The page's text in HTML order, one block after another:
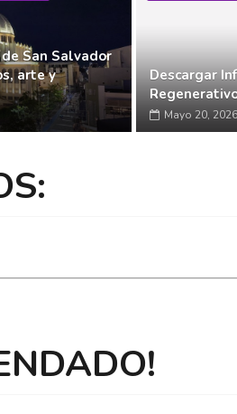
San Salvador
arte y
Descargar
Mayo 20, 2026